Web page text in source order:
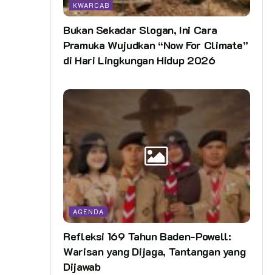
KWARCAB
Bukan Sekadar Slogan, Ini Cara
Pramuka Wujudkan “Now For Climate”
di Hari Lingkungan Hidup 2026
AGENDA
Refleksi 169 Tahun Baden-Powell:
Warisan yang Dijaga, Tantangan yang
Dijawab